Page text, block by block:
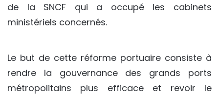
de la SNCF qui a occupé les cabinets
ministériels concernés.
Le but de cette réforme portuaire consiste à
rendre la gouvernance des grands ports
métropolitains plus efficace et revoir le